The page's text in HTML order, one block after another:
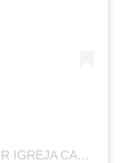
UMA PUBLICAÇÃO COMPARTILHADA POR IGREJA CASA | GOIÂNIA